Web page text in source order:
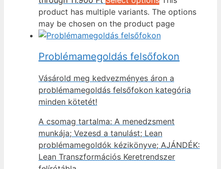
product has multiple variants. The options
may be chosen on the product page
Problémamegoldás felsőfokon
Vásárold meg kedvezményes áron a
problémamegoldás felsőfokon kategória
minden kötetét!
A csomag tartalma: A menedzsment
munkája; Vezesd a tanulást; Lean
problémamegoldók kézikönyve; AJÁNDÉK:
Lean Transzformációs Keretrendszer